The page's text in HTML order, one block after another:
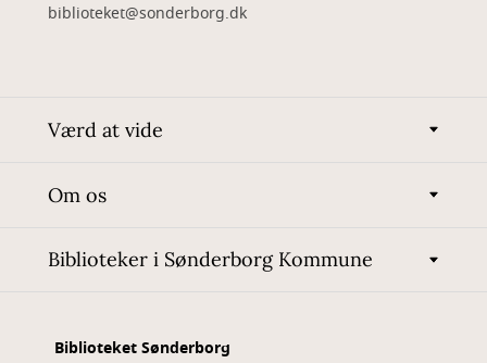
biblioteket@sonderborg.dk
Værd at vide
Om os
Biblioteker i Sønderborg Kommune
Biblioteket Sønderborg